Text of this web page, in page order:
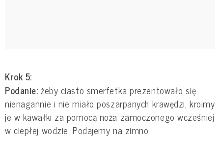
Krok 5:
Podanie: żeby ciasto smerfetka prezentowało się
nienagannie i nie miało poszarpanych krawędzi, kroimy
je w kawałki za pomocą noża zamoczonego wcześniej
w ciepłej wodzie. Podajemy na zimno.